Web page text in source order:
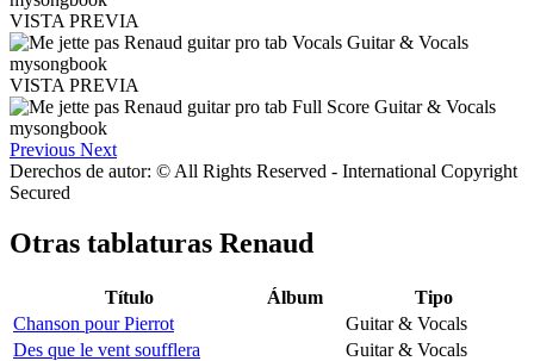
VISTA PREVIA
VISTA PREVIA
Previous Next
Derechos de autor: © All Rights Reserved - International Copyright
Secured
Otras tablaturas Renaud
Título Álbum
Tipo
Chanson pour Pierrot
Guitar & Vocals
Des que le vent soufflera
Guitar & Vocals